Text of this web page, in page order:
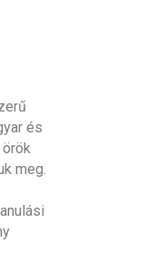
és
meg.